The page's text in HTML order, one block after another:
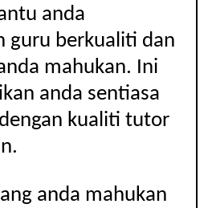
anda
guru berkualiti dan
mahukan. Ini
anda sentiasa
kualiti tutor
anda mahukan